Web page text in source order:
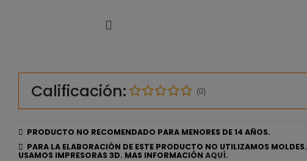
Calificación: (0)
PRODUCTO NO RECOMENDADO PARA MENORES DE 14 AÑOS.
PARA LA ELABORACIÓN DE ESTE PRODUCTO NO UTILIZAMOS MOLDES.
USAMOS IMPRESORAS 3D. MAS INFORMACIÓN AQUÍ.